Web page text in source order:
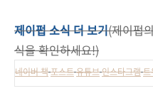
제이펍 소식 더 보기(제이펍
식을 확인하세요!)
네이버 책포스트유튜브인스타그램트